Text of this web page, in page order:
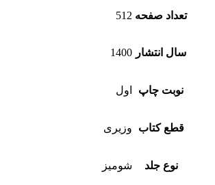
تعداد صفحه 512
سال انتشار 1400
نوبت چاپ اول
قطع کتاب وزیری
نوع جلد شومیز